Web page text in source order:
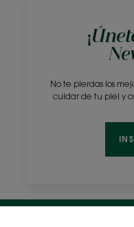
No te pierdas los
cuidar de tu piel y
Preguntas